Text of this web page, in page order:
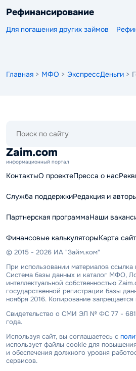
Рефинансирование
Для погашения других займов
Главная > МФО > ЭкспрессДеньги >
сайту
Zaim.com
информационный портал
КонтактыО проектеПресса о нас
Служба поддержкиРедакция и
Партнерская программаНаши
Финансовые калькуляторыКарта
© 2015 - 2026 ИА "Займ.ком"
При использовании материалов ссылка
Система базы данных и каталог МФО,
интеллектуальной собственностью
государственной регистрации базы
ноября 2016. Копирование
Свидетельство о СМИ ЭЛ № ФС 77 -
года.
Используя сайт, вы соглашаетесь с
использует файлы cookie для
и обеспечения должного уровня
сервисов.